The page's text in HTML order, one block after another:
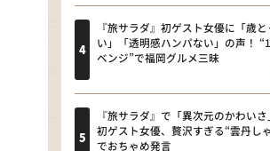
ＬＩＦＥ～夢のカタ
新婚さんいらっしゃ
ザキ山小屋本館
『旅サラダ』初ゲスト女優に「歳
い」「透明感ハンパない」の声！
ベンジ”で福岡グルメ三昧
『旅サラダ』で「異次元のかわいさ
初ゲスト女優、贅沢すぎる“雲丹し
でおちゃめ発言